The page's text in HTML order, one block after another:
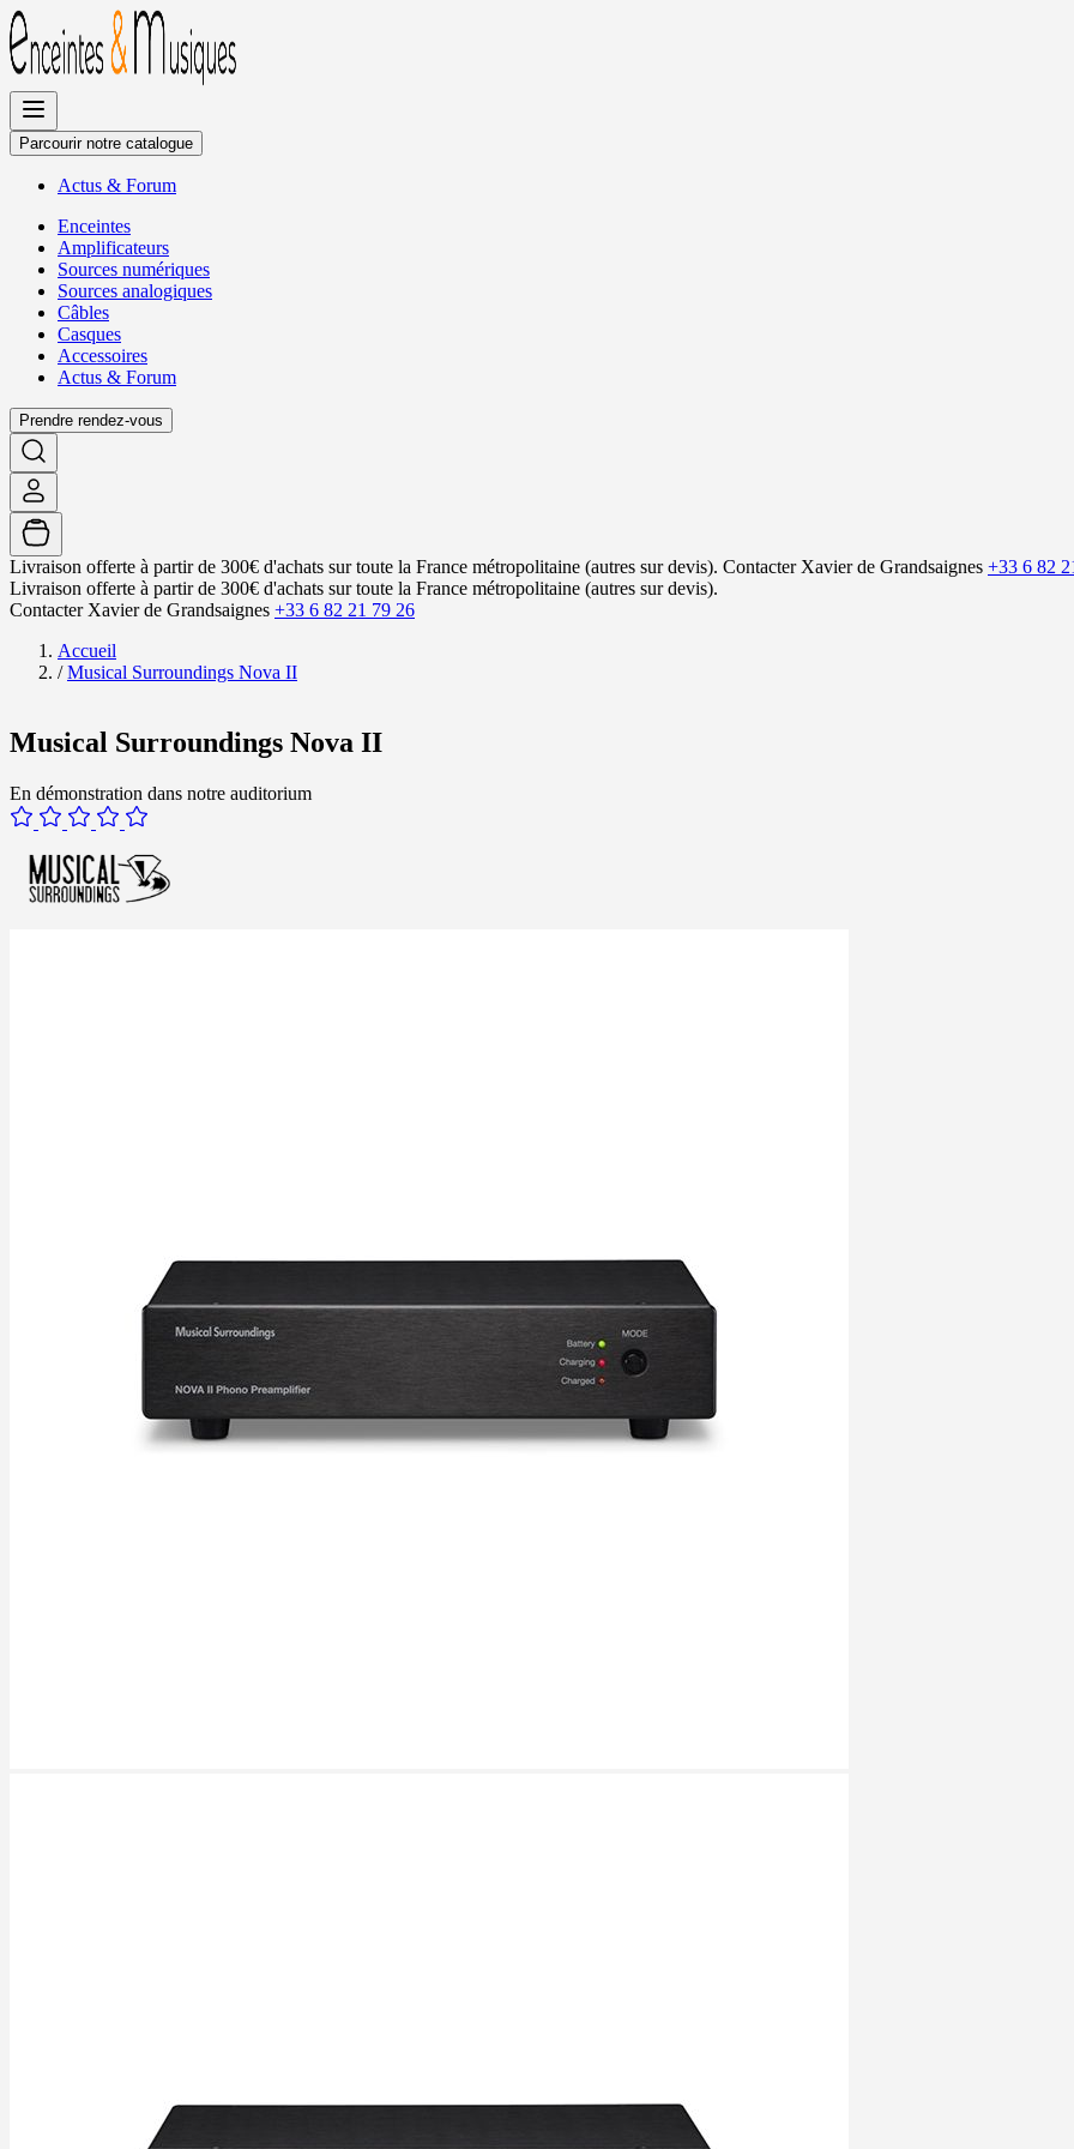
Allez
au
contenu
Parcourir notre catalogue
Actus & Forum
Enceintes
Amplificateurs
Sources numériques
Sources analogiques
Câbles
Casques
Accessoires
Actus & Forum
Prendre rendez-vous
Livraison offerte à partir de 300€ d'achats sur toute la France métropolitaine (autres sur devis). Contacter Xavier de Grandsaignes +33 6 82
Livraison offerte à partir de 300€ d'achats sur toute la France métropolitaine (autres sur devis).
Contacter Xavier de Grandsaignes +33 6 82 21 79 26
Accueil
/ Musical Surroundings Nova II
Musical Surroundings Nova II
En démonstration dans notre auditorium